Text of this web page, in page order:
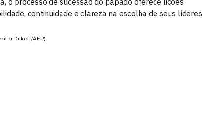
o processo de sucessão do papado oferece lições
continuidade e clareza na escolha de seus líderes
Dilkoff/AFP)